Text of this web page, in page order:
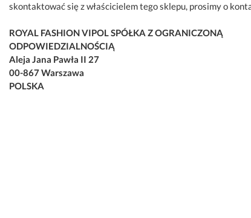
skontaktować się z właścicielem tego sklepu, prosimy o
ROYAL FASHION VIPOL SPÓŁKA Z OGRANICZONĄ
ODPOWIEDZIALNOŚCIĄ
Aleja Jana Pawła II 27
00-867 Warszawa
POLSKA